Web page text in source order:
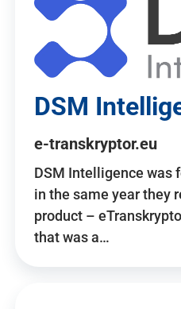
DSM
e-transkryptor.eu
DSM Intelligence was
in the same year they
product –
that was a…